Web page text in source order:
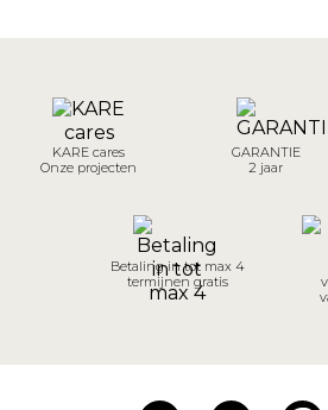
KARE cares
Onze projecten
GARANTIE
2 jaar
Betaling in tot max 4
termijnen gratis